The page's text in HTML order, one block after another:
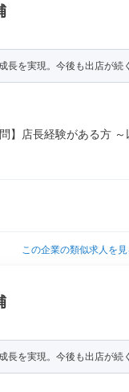
長を実現。今後も出店が続
】店長経験がある方 ～
この企業の類似求人を見
長を実現。今後も出店が続